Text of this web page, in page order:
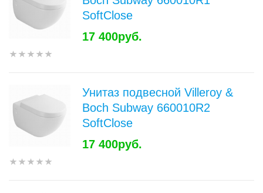
SoftClose
17 400руб.
Унитаз подвесной Villeroy &
Boch Subway 660010R2
SoftClose
17 400руб.